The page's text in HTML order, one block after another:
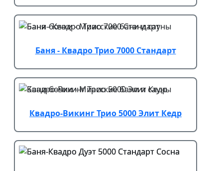
Баня - Квадро Трио 7000 Стандарт
Квадро-Викинг Трио 5000 Элит Кедр